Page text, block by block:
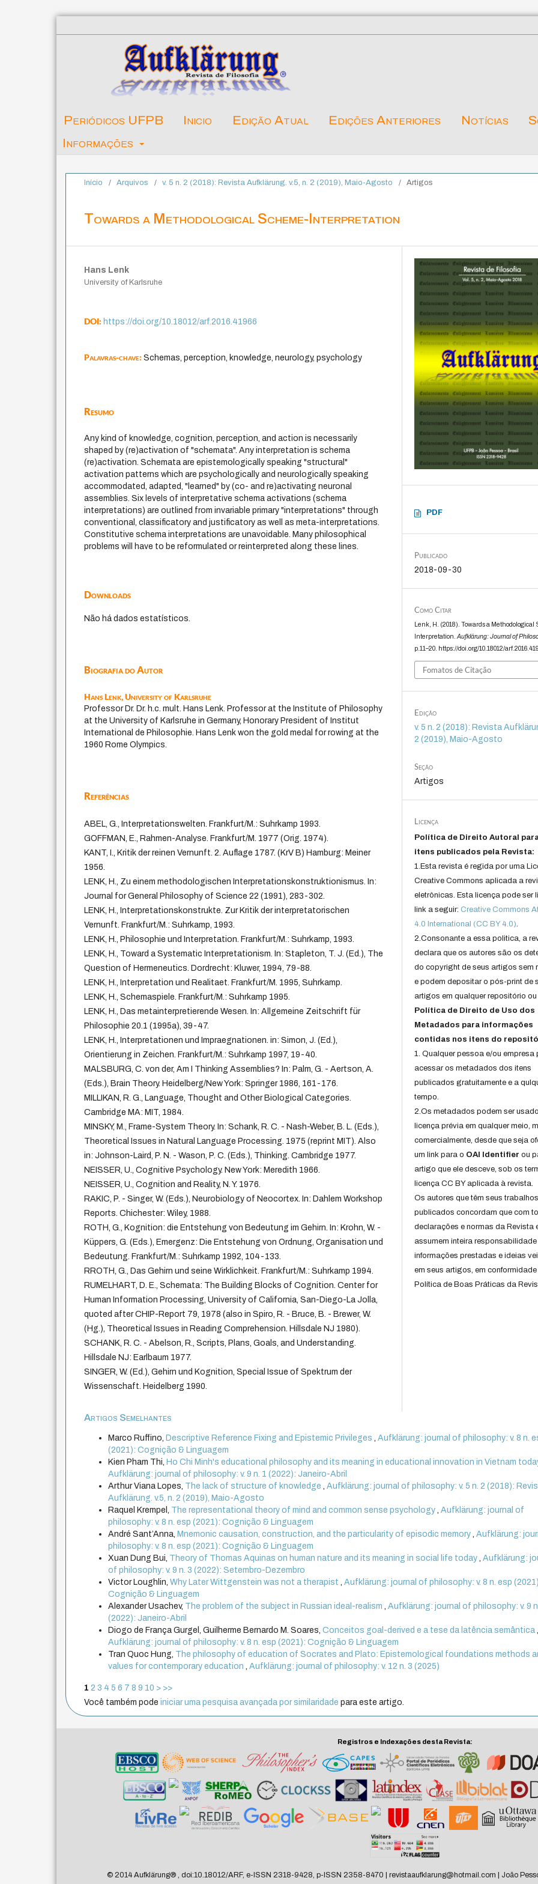
Periódicos UFPB Inicio Edição Atual Edições Anteriores Notícias
Informações
Início / Arquivos / v. 5 n. 2 (2018): Revista Aufklärung. v.5, n. 2 (2019), Maio-Agosto / Artigos
Towards a Methodological Scheme-Interpretation
Hans Lenk
University of Karlsruhe
DOI:https://doi.org/10.18012/arf.2016.41966
Palavras-chave:Schemas, perception, knowledge, neurology, psychology
Resumo
Any kind of knowledge, cognition, perception, and action is necessarily
shaped by (re)activation of "schemata". Any interpretation is schema
(re)activation. Schemata are epistemologically speaking "structural"
activation patterns which are psychologically and neurologically speaking
accommodated, adapted, "learned" by (co- and re)activating neuronal
assemblies. Six levels of interpretative schema activations (schema
interpretations) are outlined from invariable primary "interpretations" through
conventional, classificatory and justificatory as well as meta-interpretations.
Constitutive schema interpretations are unavoidable. Many philosophical
problems will have to be reformulated or reinterpreted along these lines.
Downloads
Não há dados estatísticos.
Biografia do Autor
Hans Lenk,University of Karlsruhe
Professor Dr. Dr. h.c. mult. Hans Lenk. Professor at the Institute of Philosophy
at the University of Karlsruhe in Germany, Honorary President of Institut
International de Philosophie. Hans Lenk won the gold medal for rowing at the
1960 Rome Olympics.
Referências
ABEL, G., Interpretationswelten. Frankfurt/M.: Suhrkamp 1993.
GOFFMAN, E., Rahmen-Analyse. Frankfurt/M. 1977 (Orig. 1974).
KANT, I., Kritik der reinen Vernunft. 2. Auflage 1787. (KrV B) Hamburg: Meiner
1956.
LENK, H., Zu einem methodologischen Interpretationskonstruktionismus. In:
Journal for General Philosophy of Science 22 (1991), 283-302.
LENK, H., Interpretationskonstrukte. Zur Kritik der interpretatorischen
Vernunft. Frankfurt/M.: Suhrkamp, 1993.
LENK, H., Philosophie und Interpretation. Frankfurt/M.: Suhrkamp, 1993.
LENK, H., Toward a Systematic Interpretationism. In: Stapleton, T. J. (Ed.), The
Question of Hermeneutics. Dordrecht: Kluwer, 1994, 79-88.
LENK, H., Interpretation und Realitaet. Frankfurt/M. 1995, Suhrkamp.
LENK, H., Schemaspiele. Frankfurt/M.: Suhrkamp 1995.
LENK, H., Das metainterpretierende Wesen. In: Allgemeine Zeitschrift für
Philosophie 20.1 (1995a), 39-47.
LENK, H., Interpretationen und Impraegnationen. in: Simon, J. (Ed.),
Orientierung in Zeichen. Frankfurt/M.: Suhrkamp 1997, 19-40.
MALSBURG, C. von der, Am I Thinking Assemblies? In: Palm, G. - Aertson, A.
(Eds.), Brain Theory. Heidelberg/New York: Springer 1986, 161-176.
MILLIKAN, R. G., Language, Thought and Other Biological Categories.
Cambridge MA: MIT, 1984.
MINSKY, M., Frame-System Theory. In: Schank, R. C. - Nash-Weber, B. L. (Eds.),
Theoretical Issues in Natural Language Processing. 1975 (reprint MIT). Also
in: Johnson-Laird, P. N. - Wason, P. C. (Eds.), Thinking. Cambridge 1977.
NEISSER, U., Cognitive Psychology. New York: Meredith 1966.
NEISSER, U., Cognition and Reality, N. Y. 1976.
RAKIC, P. - Singer, W. (Eds.), Neurobiology of Neocortex. In: Dahlem Workshop
Reports. Chichester: Wiley, 1988.
ROTH, G., Kognition: die Entstehung von Bedeutung im Gehirn. In: Krohn, W. -
Küppers, G. (Eds.), Emergenz: Die Entstehung von Ordnung, Organisation und
Bedeutung. Frankfurt/M.: Suhrkamp 1992, 104-133.
RROTH, G., Das Gehirn und seine Wirklichkeit. Frankfurt/M.: Suhrkamp 1994.
RUMELHART, D. E., Schemata: The Building Blocks of Cognition. Center for
Human Information Processing, University of California, San-Diego-La Jolla,
quoted after CHIP-Report 79, 1978 (also in Spiro, R. - Bruce, B. - Brewer, W.
(Hg.), Theoretical Issues in Reading Comprehension. Hillsdale NJ 1980).
SCHANK, R. C. - Abelson, R., Scripts, Plans, Goals, and Understanding.
Hillsdale NJ: Earlbaum 1977.
SINGER, W. (Ed.), Gehirn und Kognition, Special Issue of Spektrum der
Wissenschaft. Heidelberg 1990.
PDF
Publicado
2018-09-30
Como Citar
Lenk, H. (2018). Towards a Methodological
Interpretation.Aufklärung: Journal of
p.11–20. https://doi.org/10.18012/
Fomatos de Citação
Edição
v. 5 n. 2 (2018): Revista
2 (2019), Maio-Agosto
Seção
Artigos
Licença
Política de Direito Autoral
itens publicados pela Revista:
1.Esta revista é regida por uma
Creative Commons aplicada a
eletrônicas. Esta licença pode ser
link a seguir:Creative Commons
4.0 International (CC BY 4.0).
2.Consonante a essa politica, a
declara que os autores são os
do copyright de seus artigos sem
e podem depositar o pós-print de
artigos em qualquer repositório ou
Política de Direito de Uso dos
Metadados para informações
contidas nos itens do
1. Qualquer pessoa e/ou empresa
acessar os metadados dos itens
publicados gratuitamente e a
tempo.
2.Os metadados podem ser
licença prévia em qualquer meio,
comercialmente, desde que seja
um link para o OAI Identifier ou
artigo que ele desceve, sob os
licença CC BY aplicada à revista.
Os autores que têm seus trabalhos
publicados concordam que com
declarações e normas da Revista
assumem inteira responsabilidade
informações prestadas e ideias
em seus artigos, em
Política de Boas Práticas da
Artigos Semelhantes
Marco Ruffino, Descriptive Reference Fixing and Epistemic Privileges ,Aufklärung: journal of philosophy: v. 8 n.
(2021): Cognição & Linguagem
Kien Pham Thi, Ho Chi Minh's educational philosophy and its meaning in educational innovation in Vietnam
Aufklärung: journal of philosophy: v. 9 n. 1 (2022): Janeiro-Abril
Arthur Viana Lopes, The lack of structure of knowledge ,Aufklärung: journal of philosophy: v. 5 n. 2 (2018):
Aufklärung. v.5, n. 2 (2019), Maio-Agosto
Raquel Krempel, The representational theory of mind and common sense psychology ,Aufklärung: journal of
philosophy: v. 8 n. esp (2021): Cognição & Linguagem
André Sant’Anna, Mnemonic causation, construction, and the particularity of episodic memory ,Aufklärung:
philosophy: v. 8 n. esp (2021): Cognição & Linguagem
Xuan Dung Bui, Theory of Thomas Aquinas on human nature and its meaning in social life today ,Aufklärung:
of philosophy: v. 9 n. 3 (2022): Setembro-Dezembro
Victor Loughlin,Why Later Wittgenstein was not a therapist ,Aufklärung: journal of philosophy: v. 8 n. esp
Cognição & Linguagem
Alexander Usachev, The problem of the subject in Russian ideal-realism ,Aufklärung: journal of philosophy: v. 9
(2022): Janeiro-Abril
Diogo de França Gurgel, Guilherme Bernardo M. Soares,Conceitos goal-derived e a tese da latência semântica
Aufklärung: journal of philosophy: v. 8 n. esp (2021): Cognição & Linguagem
Tran Quoc Hung, The philosophy of education of Socrates and Plato: Epistemological foundations methods
values for contemporary education
,Aufklärung: journal of philosophy: v. 12 n. 3 (2025)
1 2 3 4 5 6 7 8 9 10 > >>
Você também podeiniciar uma pesquisa avançada por similaridade para este artigo.
Registros e Indexações desta Revista:
© 2014 Aufklärung®, doi:10.18012/ARF, e-ISSN 2318-9428, p-ISSN 2358-8470 | revistaaufklarung@hotmail.com | João